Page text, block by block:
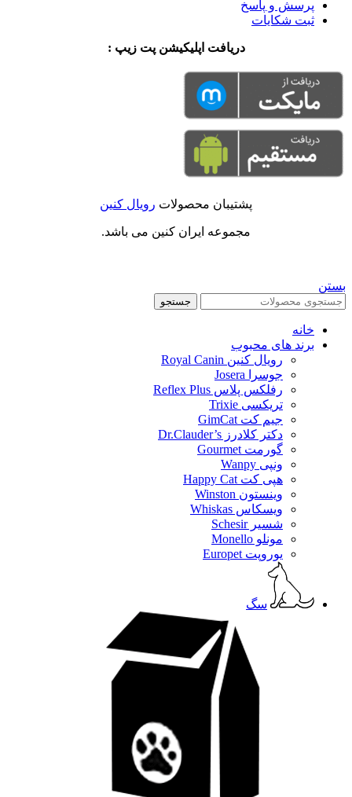
پرسش و پاسخ
ثبت شکایات
دریافت اپلیکیشن پت زیپ :
پشتیبان محصولات رویال کنین
مجموعه ایران کنین می باشد.
بستن
جستجو
خانه
برند های محبوب
رویال کنین Royal Canin
جوسرا Josera
رفلکس پلاس Reflex Plus
تریکسی Trixie
جیم کت GimCat
دکتر کلادرز Dr.Clauder’s
گورمت Gourmet
ونپی Wanpy
هپی کت Happy Cat
وینستون Winston
ویسکاس Whiskas
شسیر Schesir
مونلو Monello
یوروپت Europet
سگ